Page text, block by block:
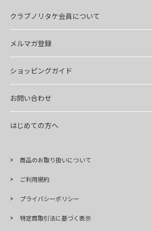
クラブノリタケ会員について
メルマガ登録
ショッピングガイド
お問い合わせ
はじめての方へ
商品のお取り扱いについて
ご利用規約
プライバシーポリシー
特定商取引法に基づく表示